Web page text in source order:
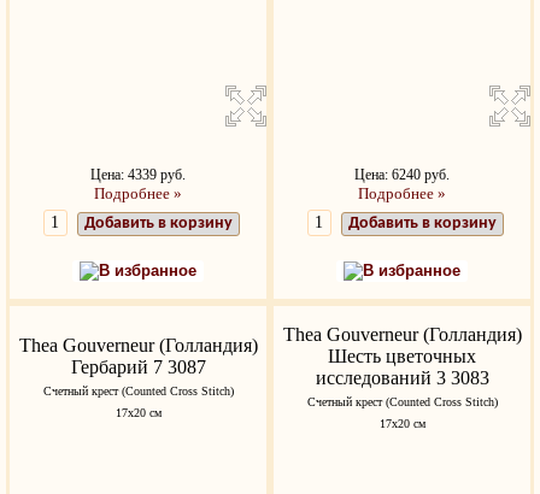
Цена: 4339 руб.
Подробнее »
Добавить в корзину
В избранное
Цена: 6240 руб.
Подробнее »
Добавить в корзину
В избранное
Thea Gouverneur (Голландия)
Гербарий 7 3087
Счетный крест (Counted Cross Stitch)
17х20 см
Thea Gouverneur (Голландия)
Шесть цветочных
исследований 3 3083
Счетный крест (Counted Cross Stitch)
17х20 см